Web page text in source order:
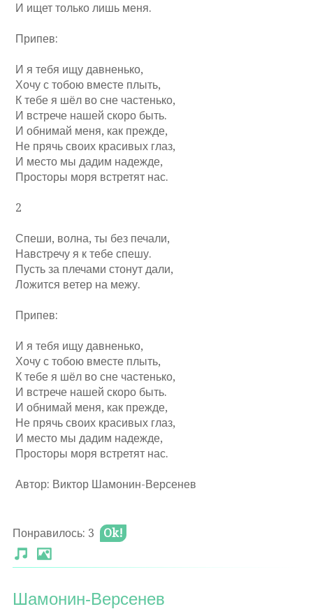
И ищет только лишь меня.
Припев:
И я тебя ищу давненько,
Хочу с тобою вместе плыть,
К тебе я шёл во сне частенько,
И встрече нашей скоро быть.
И обнимай меня, как прежде,
Не прячь своих красивых глаз,
И место мы дадим надежде,
Просторы моря встретят нас.
2
Спеши, волна, ты без печали,
Навстречу я к тебе спешу.
Пусть за плечами стонут дали,
Ложится ветер на межу.
Припев:
И я тебя ищу давненько,
Хочу с тобою вместе плыть,
К тебе я шёл во сне частенько,
И встрече нашей скоро быть.
И обнимай меня, как прежде,
Не прячь своих красивых глаз,
И место мы дадим надежде,
Просторы моря встретят нас.
Автор: Виктор Шамонин-Версенев
Понравилось: 3 Ok!
Шамонин-Версенев